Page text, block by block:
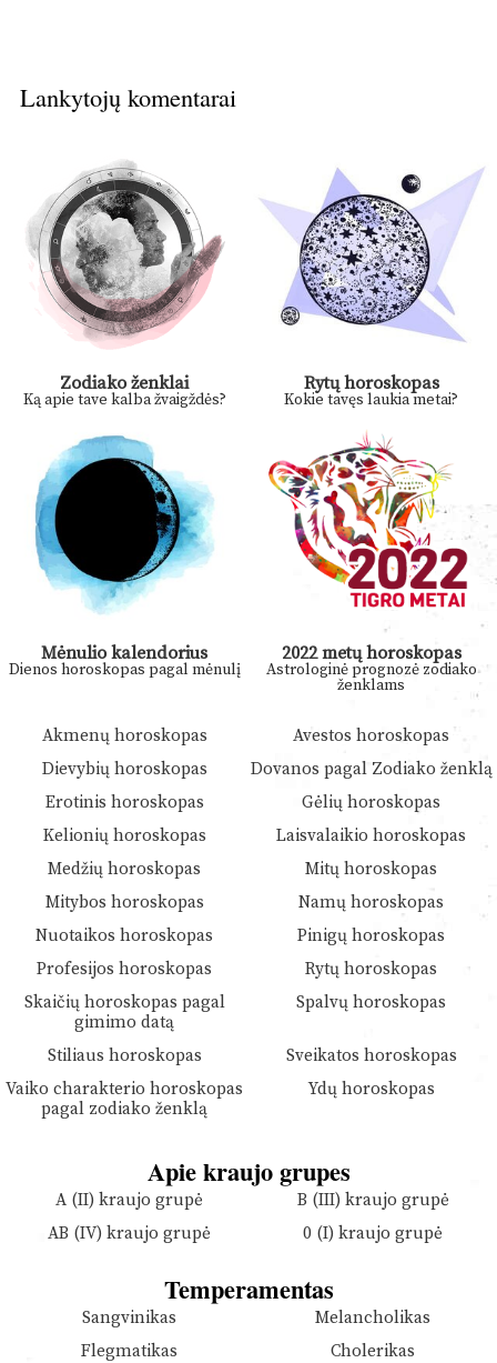
Lankytojų komentarai
Zodiako ženklai
Ką apie tave kalba žvaigždės?
Rytų horoskopas
Kokie tavęs laukia metai?
Mėnulio kalendorius
Dienos horoskopas pagal mėnulį
2022 metų horoskopas
Astrologinė prognozė zodiako
ženklams
Akmenų horoskopas
Avestos horoskopas
Dievybių horoskopas
Dovanos pagal Zodiako ženklą
Erotinis horoskopas
Gėlių horoskopas
Kelionių horoskopas
Laisvalaikio horoskopas
Medžių horoskopas
Mitų horoskopas
Mitybos horoskopas
Namų horoskopas
Nuotaikos horoskopas
Pinigų horoskopas
Profesijos horoskopas
Rytų horoskopas
Skaičių horoskopas pagal
gimimo datą
Spalvų horoskopas
Stiliaus horoskopas
Sveikatos horoskopas
Vaiko charakterio horoskopas
pagal zodiako ženklą
Ydų horoskopas
Apie kraujo grupes
A (II) kraujo grupė
B (III) kraujo grupė
AB (IV) kraujo grupė
0 (I) kraujo grupė
Temperamentas
Sangvinikas
Melancholikas
Flegmatikas
Cholerikas